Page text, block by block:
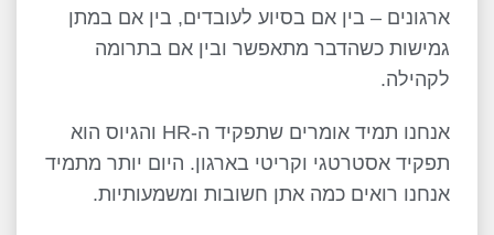
ארגונים – בין אם בסיוע לעובדים, בין אם במתן
גמישות כשהדבר מתאפשר ובין אם בתרומה
לקהילה.
אנחנו תמיד אומרים שתפקיד ה-HR והגיוס הוא
תפקיד אסטרטגי וקריטי בארגון. היום יותר מתמיד
אנחנו רואים כמה אתן חשובות ומשמעותיות.